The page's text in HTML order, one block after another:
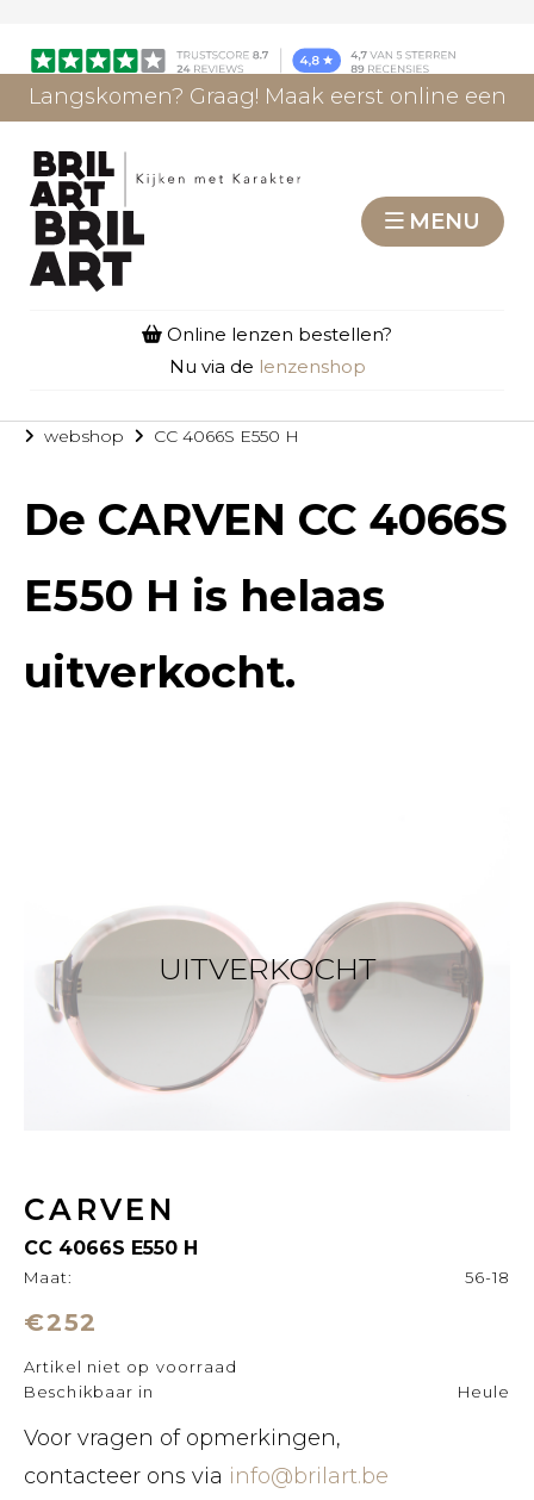
Langskomen? Graag! Maak eerst online een
MENU
Online lenzen bestellen?
Nu via de lenzenshop
webshop CC 4066S E550 H
De CARVEN CC 4066S
E550 H is helaas
uitverkocht.
UITVERKOCHT
CARVEN
CC 4066S E550 H
Maat: 56-18
€252
Artikel niet op voorraad
Beschikbaar in
Heule
Voor vragen of opmerkingen,
contacteer ons via info@brilart.be